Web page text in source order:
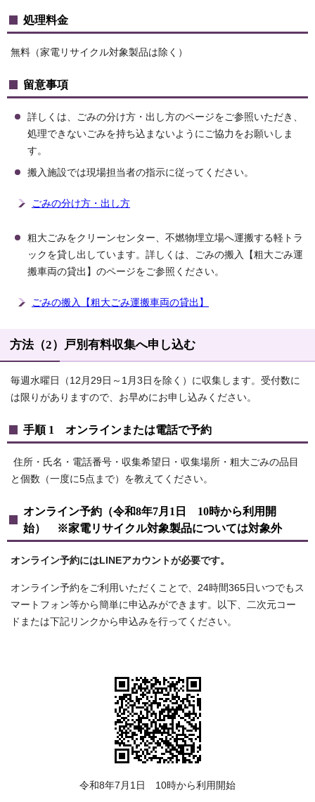
処理料金
無料（家電リサイクル対象製品は除く）
留意事項
詳しくは、ごみの分け方・出し方のページをご参照いただき、
処理できないごみを持ち込まないようにご協力をお願いしま
す。
搬入施設では現場担当者の指示に従ってください。
ごみの分け方・出し方
粗大ごみをクリーンセンター、不燃物埋立場へ運搬する軽トラ
ックを貸し出しています。詳しくは、ごみの搬入【粗大ごみ運
搬車両の貸出】のページをご参照ください。
ごみの搬入【粗大ごみ運搬車両の貸出】
方法（2）戸別有料収集へ申し込む
毎週水曜日（12月29日～1月3日を除く）に収集します。受付数に
は限りがありますので、お早めにお申し込みください。
手順 1 オンラインまたは電話で予約
住所・氏名・電話番号・収集希望日・収集場所・粗大ごみの品目
と個数（一度に5点まで）を教えてください。
オンライン予約（令和8年7月1日 10時から利用開
始） ※家電リサイクル対象製品については対象外
オンライン予約にはLINEアカウントが必要です。
オンライン予約をご利用いただくことで、24時間365日いつでもス
マートフォン等から簡単に申込みができます。以下、二次元コー
ドまたは下記リンクから申込みを行ってください。
令和8年7月1日 10時から利用開始